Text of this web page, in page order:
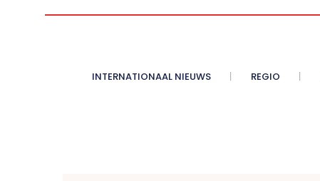
INTERNATIONAAL NIEUWS REGIO